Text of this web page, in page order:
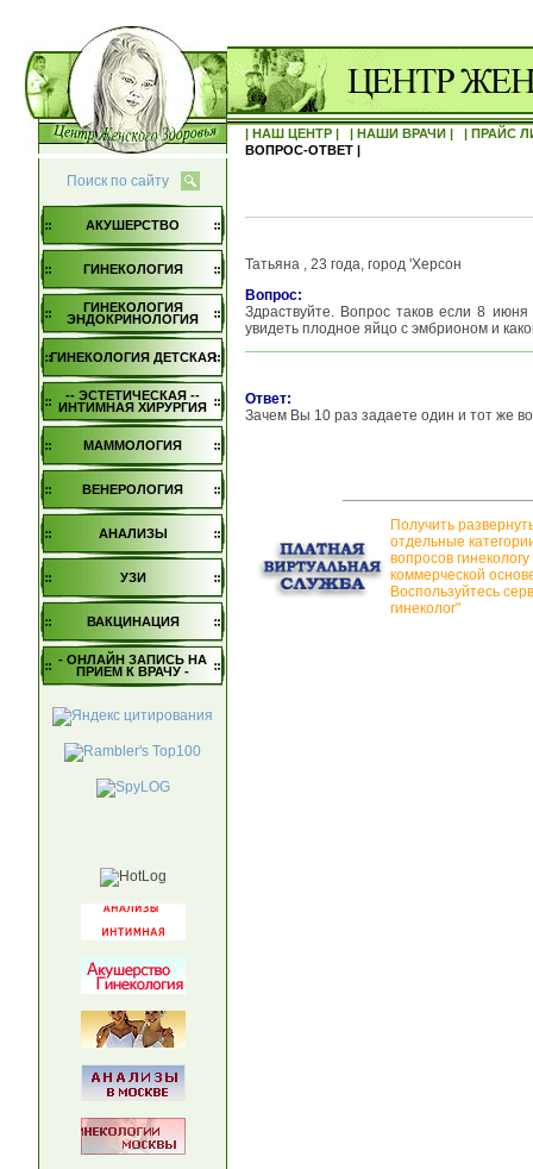
| НАШ ЦЕНТР | | НАШИ ВРАЧИ |
| ПРАЙС
ВОПРОС-ОТВЕТ |
Поиск по сайту
АКУШЕРСТВО
ГИНЕКОЛОГИЯ
ГИНЕКОЛОГИЯ
ЭНДОКРИНОЛОГИЯ
ГИНЕКОЛОГИЯ ДЕТСКАЯ
-- ЭСТЕТИЧЕСКАЯ --
ИНТИМНАЯ ХИРУРГИЯ
МАММОЛОГИЯ
ВЕНЕРОЛОГИЯ
АНАЛИЗЫ
УЗИ
ВАКЦИНАЦИЯ
- ОНЛАЙН ЗАПИСЬ НА
ПРИЕМ К ВРАЧУ -
Татьяна , 23 года, город 'Херсон
Вопрос:
Здраствуйте. Вопрос таков если 8
увидеть плодное яйцо с эмбрионом и
Ответ:
Зачем Вы 10 раз задаете один и тот же
Получить
отдельные
вопросов
коммерческой
Воспользуйтесь
гинеколог"